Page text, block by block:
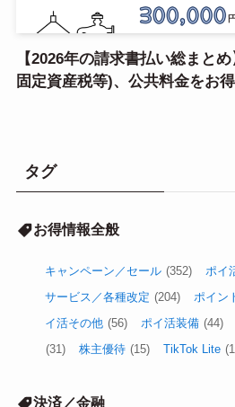
【2026年の請求書払い総まと
固定資産税等)、公共料金をお
タグ
お得情報全般
キャンペーン／セール (352) ポイ
サービス／各種改定 (204) ポイン
イ活その他 (56) ポイ活装備 (44)
(31)
株主優待 (15) TikTok Lite
決済／金融